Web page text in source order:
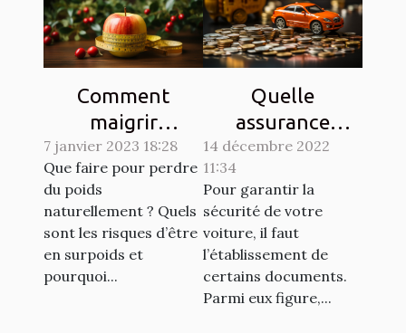
Comment
maigrir
naturellement ?
7 janvier 2023 18:28
Que faire pour perdre
du poids
naturellement ? Quels
sont les risques d’être
en surpoids et
pourquoi...
Quelle
assurance
choisir pour son
14 décembre 2022
11:34
Pour garantir la
sécurité de votre
voiture, il faut
l’établissement de
certains documents.
Parmi eux figure,...